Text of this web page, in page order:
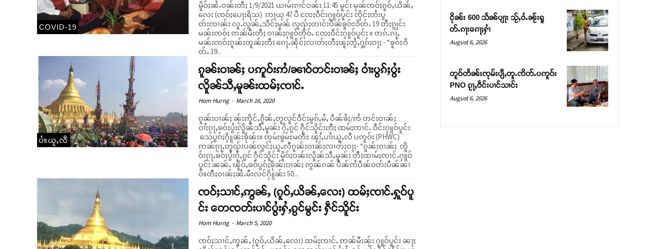
COVID-19
မိူဝ်ႈၼႆႉဝၼ်းတီႈ 1/9/2021 ယၢမ်းၵၢင်ဝၼ်း 11:45 မူင်း မုၼ်ၸဝ်ႈၵူဝ်ႇယိၼ်ႇ
လေး (ၸဝ်ႈပေႃးရိသ) ဢႃယု 47 ပီ ၸႄႈဝဵင်းႁူဝ်ပူင်း ၸိုင်ႈတႆးပွ
တ်းၸၢၼ်း လူႉလွၼ်ႇသဵင်ႈမုၼ် လူၺ်ႈတၢင်းပဵၼ်ၶူဝ်ႊဝိတ်ႉ 19 တီႈၵျွင်း
မၼ်းၸဝ်ႈ ဢၼ်မီးတီႈ ဝၢၼ်ႈႁူဝ်တိုဝ်ႉ ၸႄႈဝဵင်းႁူဝ်ပူင်း ။ တၵ်ႉၵႃႇ
မၼ်းၸဝ်ႈၵူၼ်းတူၼ်ႈတီး ၵေႃႉၼိုင်ႈလၢတ်ႈတီႈၽူႈတွႆႇႁွၵ်ႈဝႃႈ - “ၶူဝ်ႊဝိ
တ်ႉ 19...
ပၢႆးယူႇလီ
ၵူၼ်းဝၢၼ်ႈ ပဢူဝ်းဢႆ/ၼၢဝ်တင်းဝၢၼ်ႈ ဝၢႆးပွၵ်ႈပွႆး
လိူၼ်သီႇမူၼ်းထမ်ႈၸၢင်ႉ
Hom Hurng - March 16, 2020
ၵူၼ်းဝၢၼ်ႈ ၼႂ်းဢိူင်ႇၵိူၼ်ႇတူလူင်ဝဵင်းမွၵ်ႇမႆႇ ပဵၼ်ၶႆႈ/ဢႆ တင်းဝၢၼ်ႈ
ဝၢႆးၵႂႃႇၶဝ်ႈပွႆးလိူၼ်သီႇမူၼ်း ႁႆႇၵွင် ႁဵင်သိူင်းတီႈ ထမ်ႈၸၢင်ႉ ဝဵင်းႁူဝ်ပူင်း
သေပွၵ်ႈႁိူၼ်းၶိုၼ်း။ ၸုမ်းၶွမ်ႊမတီႊ ၾၢႆႇပၢႆးယူႇလီ ပဢူဝ်း (PHWC)
ဢၼ်ၵႂႃႇတူၺ်းပၼ်လွင်ႈယူႇလီၵူၼ်းဝၢၼ်ႈလၢတ်ႈဝႃႈ- “ၵူၼ်းဝၢၼ်ႈ ၸိူ
ဝ်းၵႂႃႇၶဝ်ႈပွႆးႁႆႇၵွင် ႁဵင်သိူင်း မိူဝ်ႈဝၼ်းလိူၼ်သီႇမူၼ်း တီႈထၢမ်ႈၸၢင်ႉႁူဝ်
ပူင်း ၼၼ်ႉ ၽိူဝ်ႇၶဝ်ပွၵ်ႈၶိုၼ်းဝၢၼ်ႈ ဢွၼ်ၵၼ် ပဵၼ်ဢႆပဵၼ်ဝတ်းပဵၼ်ၼၢ
ဝ်။တီႈဝၢၼ်ႈၼႆႉမီးလင်ႁိူၼ်း 50...
ၸဝ်ႈသၢင်ႇဢွၼ်ႇ (ၵူဝ်ႇယိၼ်ႇလေး) ထမ်ႈၸၢင်ႉႁူဝ်ပူ
င်း တေၸတ်းပၢင်ပွႆးႁႆႇၵွင်မွင်း ႁဵင်သိူင်း
Hom Hurng - March 5, 2020
ၸဝ်ႈသၢင်ႇဢွၼ်ႇ (ၵူဝ်ႇယိၼ်ႇလေး) ထမ်ႈၸၢင်ႉ ဢၼ်မီးၼႂ်း ႁူဝ်ပူင်း ၼႃႈ
ငိုၼ်း 600 သႅၼ်ပျႃး သႂ်ႇဝႆႉၼႂ်းရူ
တ်ႉၵႃးၵေႃႈႁၢႆ
August 6, 2026
တူဝ်တႅၼ်းၸုမ်းပျီႇတူႉၸိတ်ႉပဢူဝ်း
PNO ၵႂႃႇဝဵင်းပၢင်သၢင်း
August 6, 2026